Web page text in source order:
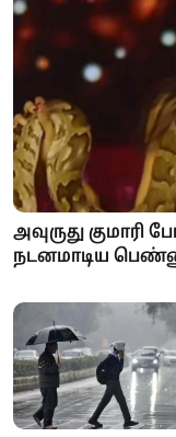
அவுருது குமாரி
நடனமாடிய